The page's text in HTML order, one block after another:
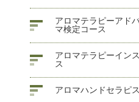
アロマテラピーアド
マ検定コース
アロマテラピーイン
ス
アロマハンドセラピ